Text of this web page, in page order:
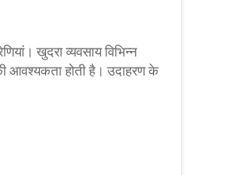
खुदरा व्यवसाय विभिन्न
आवश्यकता होती है। उदाहरण के